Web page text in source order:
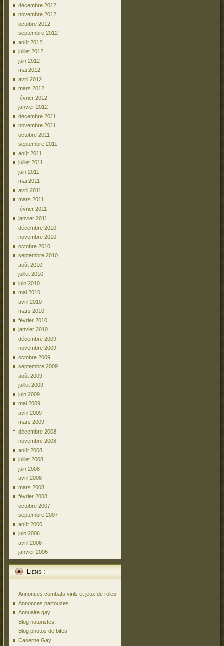
décembre 2012
novembre 2012
octobre 2012
septembre 2012
août 2012
juillet 2012
juin 2012
mai 2012
avril 2012
mars 2012
février 2012
janvier 2012
décembre 2011
novembre 2011
octobre 2011
septembre 2011
août 2011
juillet 2011
juin 2011
mai 2011
avril 2011
mars 2011
février 2011
janvier 2011
décembre 2010
novembre 2010
octobre 2010
septembre 2010
août 2010
juillet 2010
juin 2010
mai 2010
avril 2010
mars 2010
février 2010
janvier 2010
décembre 2009
novembre 2009
octobre 2009
septembre 2009
août 2009
juillet 2009
juin 2009
mai 2009
avril 2009
mars 2009
décembre 2008
novembre 2008
août 2008
juillet 2008
juin 2008
avril 2008
mars 2008
février 2008
octobre 2007
septembre 2007
août 2006
juin 2006
avril 2006
janvier 2006
Liens :
Annonces combats virils et jeux de roles
Annonces partouzes
Annuaire gay
Blog naturistes
Blog photos de bites
Caserne Gay